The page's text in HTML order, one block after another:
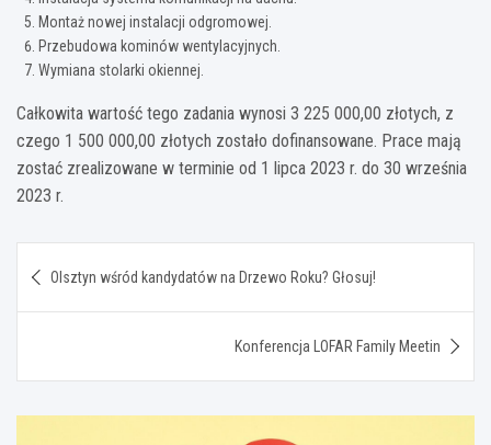
Montaż nowej instalacji odgromowej.
Przebudowa kominów wentylacyjnych.
Wymiana stolarki okiennej.
Całkowita wartość tego zadania wynosi 3 225 000,00 złotych, z
czego 1 500 000,00 złotych zostało dofinansowane. Prace mają
zostać zrealizowane w terminie od 1 lipca 2023 r. do 30 września
2023 r.
wpisu
Olsztyn wśród kandydatów na Drzewo Roku? Głosuj!
Konferencja LOFAR Family Meetin